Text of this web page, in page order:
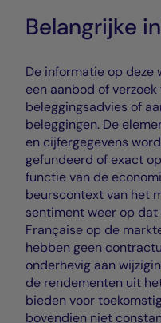
Belangrijke
De informatie op deze
een aanbod of
beleggingsadvies of
beleggingen. De
en cijfergegevens
gefundeerd of exact
functie van de
beurscontext van het
sentiment weer op
Française op de
hebben geen
onderhevig aan
de rendementen uit
bieden voor
bovendien niet